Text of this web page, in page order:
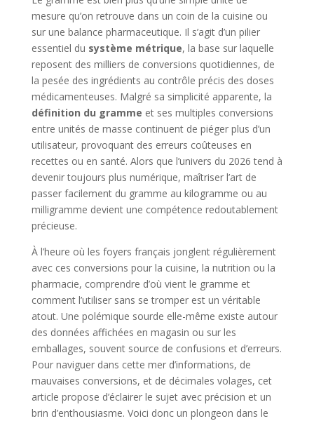
mesure qu’on retrouve dans un coin de la cuisine ou
sur une balance pharmaceutique. Il s’agit d’un pilier
essentiel du système métrique, la base sur laquelle
reposent des milliers de conversions quotidiennes, de
la pesée des ingrédients au contrôle précis des doses
médicamenteuses. Malgré sa simplicité apparente, la
définition du gramme et ses multiples conversions
entre unités de masse continuent de piéger plus d’un
utilisateur, provoquant des erreurs coûteuses en
recettes ou en santé. Alors que l’univers du 2026 tend à
devenir toujours plus numérique, maîtriser l’art de
passer facilement du gramme au kilogramme ou au
milligramme devient une compétence redoutablement
précieuse.
À l’heure où les foyers français jonglent régulièrement
avec ces conversions pour la cuisine, la nutrition ou la
pharmacie, comprendre d’où vient le gramme et
comment l’utiliser sans se tromper est un véritable
atout. Une polémique sourde elle-même existe autour
des données affichées en magasin ou sur les
emballages, souvent source de confusions et d’erreurs.
Pour naviguer dans cette mer d’informations, de
mauvaises conversions, et de décimales volages, cet
article propose d’éclairer le sujet avec précision et un
brin d’enthousiasme. Voici donc un plongeon dans le